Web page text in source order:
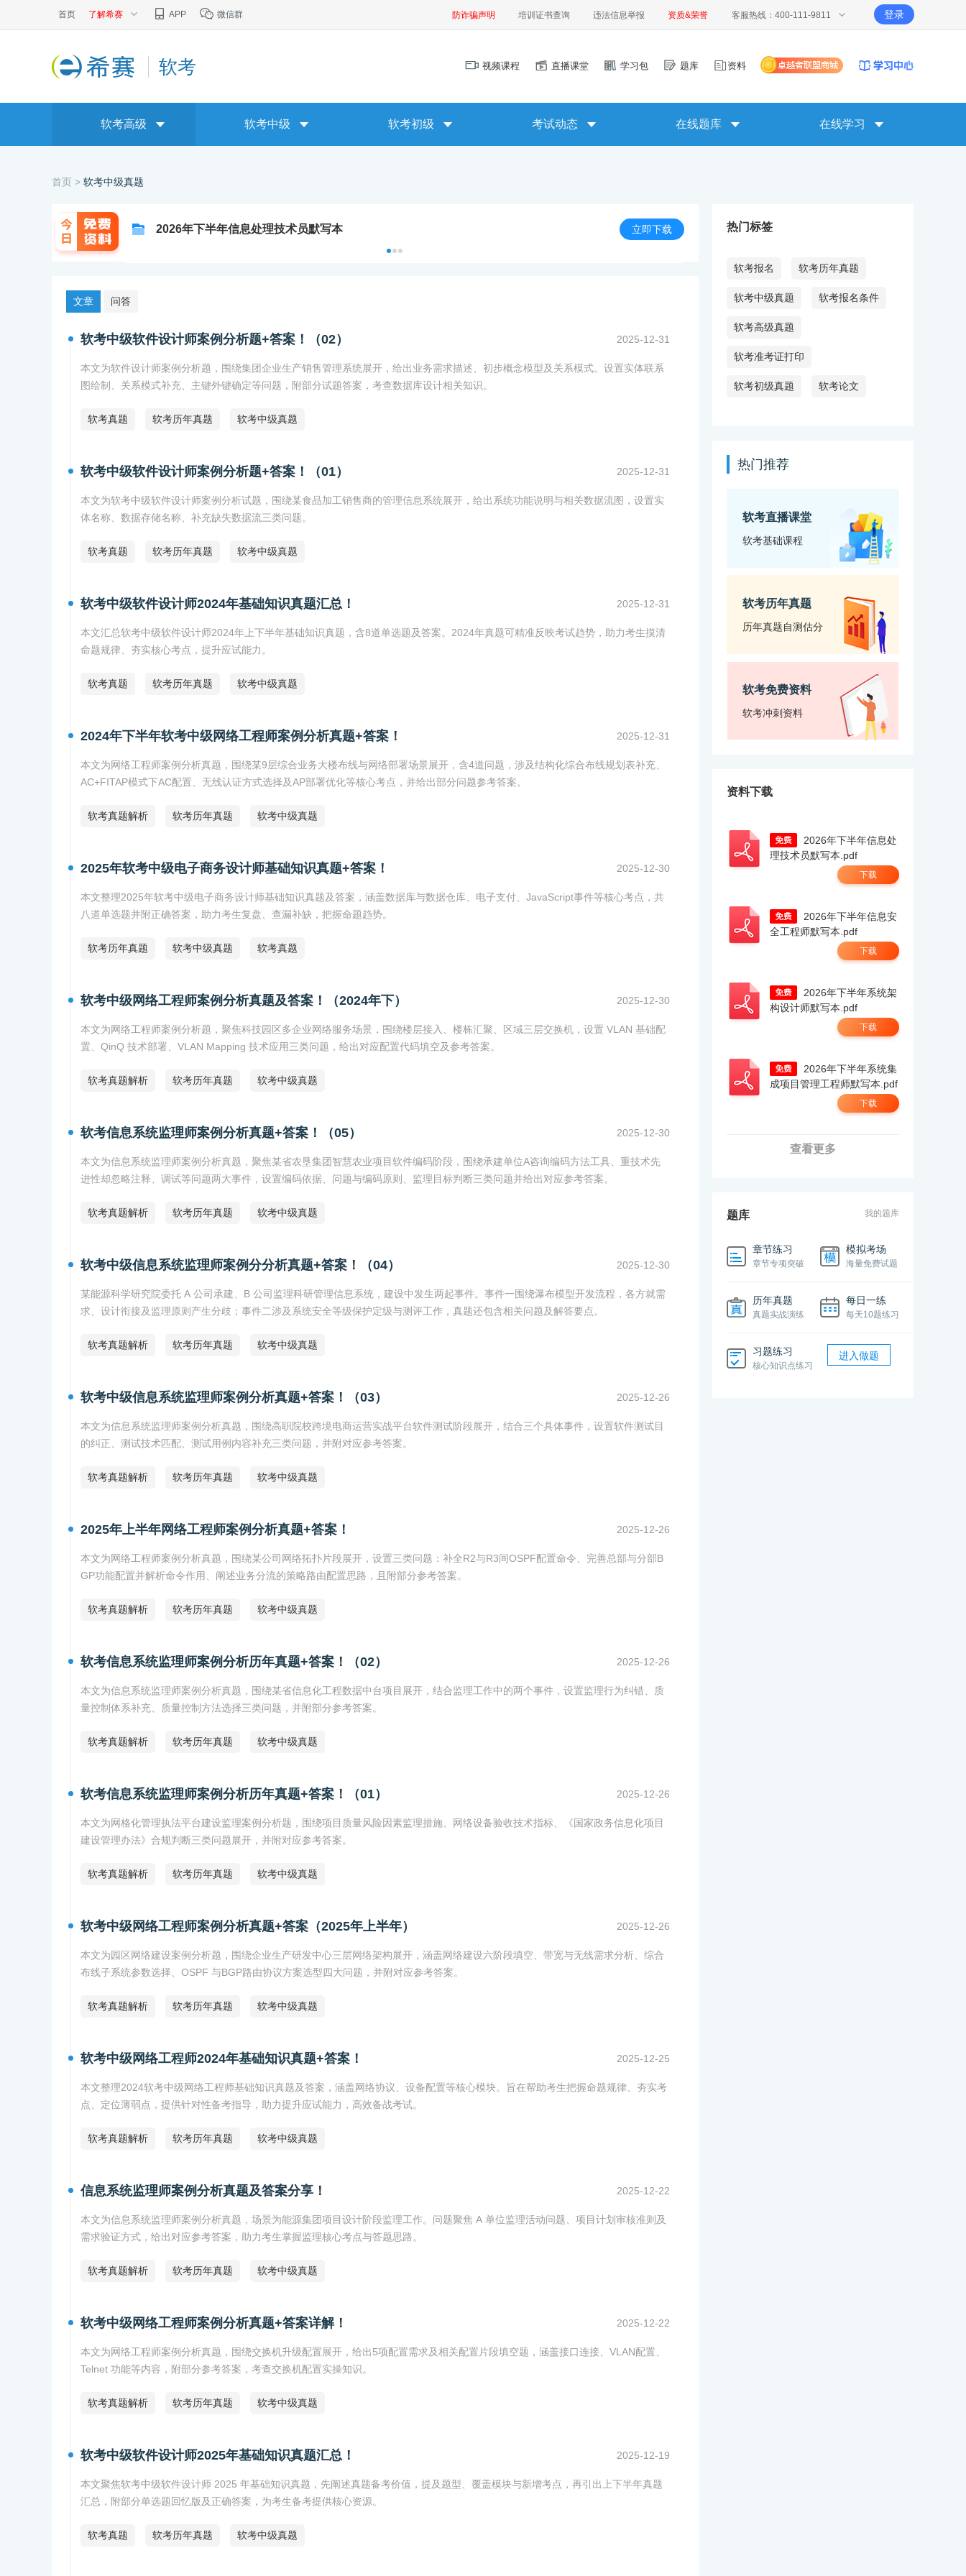
首页 了解希赛 APP 微信群 防诈骗声明 培训证书查询 违法信息举报 资质&荣誉 客服热线：400-111-9811 登录
软考 视频课程 直播课堂 学习包 题库 资料
软考高级 软考中级 软考初级 考试动态 在线题库 在线学习
首页 > 软考中级真题
2026年下半年信息处理技术员默写本 立即下载
文章 问答
软考中级软件设计师案例分析题+答案！（02） 2025-12-31
本文为软件设计师案例分析题，围绕集团企业生产销售管理系统展开，给出业务需求描述、初步概念模型及关系模式。设置实体联系
图绘制、关系模式补充、主键外键确定等问题，附部分试题答案，考查数据库设计相关知识。
软考真题 软考历年真题 软考中级真题
软考中级软件设计师案例分析题+答案！（01） 2025-12-31
本文为软考中级软件设计师案例分析试题，围绕某食品加工销售商的管理信息系统展开，给出系统功能说明与相关数据流图，设置实
体名称、数据存储名称、补充缺失数据流三类问题。
软考真题 软考历年真题 软考中级真题
软考中级软件设计师2024年基础知识真题汇总！ 2025-12-31
本文汇总软考中级软件设计师2024年上下半年基础知识真题，含8道单选题及答案。2024年真题可精准反映考试趋势，助力考生摸清
命题规律、夯实核心考点，提升应试能力。
软考真题 软考历年真题 软考中级真题
2024年下半年软考中级网络工程师案例分析真题+答案！ 2025-12-31
本文为网络工程师案例分析真题，围绕某9层综合业务大楼布线与网络部署场景展开，含4道问题，涉及结构化综合布线规划表补充、
AC+FITAP模式下AC配置、无线认证方式选择及AP部署优化等核心考点，并给出部分问题参考答案。
软考真题解析 软考历年真题 软考中级真题
2025年软考中级电子商务设计师基础知识真题+答案！ 2025-12-30
本文整理2025年软考中级电子商务设计师基础知识真题及答案，涵盖数据库与数据仓库、电子支付、JavaScript事件等核心考点，共
八道单选题并附正确答案，助力考生复盘、查漏补缺，把握命题趋势。
软考历年真题 软考中级真题 软考真题
软考中级网络工程师案例分析真题及答案！（2024年下） 2025-12-30
本文为网络工程师案例分析题，聚焦科技园区多企业网络服务场景，围绕楼层接入、楼栋汇聚、区域三层交换机，设置 VLAN 基础配
置、QinQ 技术部署、VLAN Mapping 技术应用三类问题，给出对应配置代码填空及参考答案。
软考真题解析 软考历年真题 软考中级真题
软考信息系统监理师案例分析真题+答案！（05） 2025-12-30
本文为信息系统监理师案例分析真题，聚焦某省农垦集团智慧农业项目软件编码阶段，围绕承建单位A咨询编码方法工具、重技术先
进性却忽略注释、调试等问题两大事件，设置编码依据、问题与编码原则、监理目标判断三类问题并给出对应参考答案。
软考真题解析 软考历年真题 软考中级真题
软考中级信息系统监理师案例分分析真题+答案！（04） 2025-12-30
某能源科学研究院委托 A 公司承建、B 公司监理科研管理信息系统，建设中发生两起事件。事件一围绕瀑布模型开发流程，各方就需
求、设计衔接及监理原则产生分歧；事件二涉及系统安全等级保护定级与测评工作，真题还包含相关问题及解答要点。
软考真题解析 软考历年真题 软考中级真题
软考中级信息系统监理师案例分析真题+答案！（03） 2025-12-26
本文为信息系统监理师案例分析真题，围绕高职院校跨境电商运营实战平台软件测试阶段展开，结合三个具体事件，设置软件测试目
的纠正、测试技术匹配、测试用例内容补充三类问题，并附对应参考答案。
软考真题解析 软考历年真题 软考中级真题
2025年上半年网络工程师案例分析真题+答案！ 2025-12-26
本文为网络工程师案例分析真题，围绕某公司网络拓扑片段展开，设置三类问题：补全R2与R3间OSPF配置命令、完善总部与分部B
GP功能配置并解析命令作用、阐述业务分流的策略路由配置思路，且附部分参考答案。
软考真题解析 软考历年真题 软考中级真题
软考信息系统监理师案例分析历年真题+答案！（02） 2025-12-26
本文为信息系统监理师案例分析真题，围绕某省信息化工程数据中台项目展开，结合监理工作中的两个事件，设置监理行为纠错、质
量控制体系补充、质量控制方法选择三类问题，并附部分参考答案。
软考真题解析 软考历年真题 软考中级真题
软考信息系统监理师案例分析历年真题+答案！（01） 2025-12-26
本文为网格化管理执法平台建设监理案例分析题，围绕项目质量风险因素监理措施、网络设备验收技术指标、《国家政务信息化项目
建设管理办法》合规判断三类问题展开，并附对应参考答案。
软考真题解析 软考历年真题 软考中级真题
软考中级网络工程师案例分析真题+答案（2025年上半年） 2025-12-26
本文为园区网络建设案例分析题，围绕企业生产研发中心三层网络架构展开，涵盖网络建设六阶段填空、带宽与无线需求分析、综合
布线子系统参数选择、OSPF 与BGP路由协议方案选型四大问题，并附对应参考答案。
软考真题解析 软考历年真题 软考中级真题
软考中级网络工程师2024年基础知识真题+答案！ 2025-12-25
本文整理2024软考中级网络工程师基础知识真题及答案，涵盖网络协议、设备配置等核心模块。旨在帮助考生把握命题规律、夯实考
点、定位薄弱点，提供针对性备考指导，助力提升应试能力，高效备战考试。
软考真题解析 软考历年真题 软考中级真题
信息系统监理师案例分析真题及答案分享！ 2025-12-22
本文为信息系统监理师案例分析真题，场景为能源集团项目设计阶段监理工作。问题聚焦 A 单位监理活动问题、项目计划审核准则及
需求验证方式，给出对应参考答案，助力考生掌握监理核心考点与答题思路。
软考真题解析 软考历年真题 软考中级真题
软考中级网络工程师案例分析真题+答案详解！ 2025-12-22
本文为网络工程师案例分析真题，围绕交换机升级配置展开，给出5项配置需求及相关配置片段填空题，涵盖接口连接、VLAN配置、
Telnet 功能等内容，附部分参考答案，考查交换机配置实操知识。
软考真题解析 软考历年真题 软考中级真题
软考中级软件设计师2025年基础知识真题汇总！ 2025-12-19
本文聚焦软考中级软件设计师 2025 年基础知识真题，先阐述真题备考价值，提及题型、覆盖模块与新增考点，再引出上下半年真题
汇总，附部分单选题回忆版及正确答案，为考生备考提供核心资源。
软考真题 软考历年真题 软考中级真题
热门标签
软考报名 软考历年真题
软考中级真题 软考报名条件
软考高级真题
软考准考证打印
软考初级真题 软考论文
热门推荐
软考直播课堂
软考基础课程
软考历年真题
历年真题自测估分
软考免费资料
软考冲刺资料
资料下载
理技术员默写本.pdf
下载
全工程师默写本.pdf
下载
构设计师默写本.pdf
下载
成项目管理工程师默写本.pdf
下载
查看更多
题库 我的题库
章节练习
章节专项突破
模拟考场
海量免费试题
历年真题
真题实战演练
每日一练
每天10题练习
习题练习
核心知识点练习
进入做题